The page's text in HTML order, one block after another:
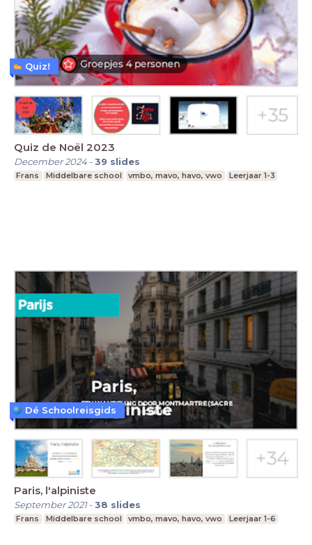
Quiz de Noël 2023
December 2024-39 slides
Frans Middelbare school vmbo, mavo, havo, vwo Leerjaar 1-3
Quiz!
Paris, l'alpiniste
September 2021-38 slides
Frans Middelbare school vmbo, mavo, havo, vwo Leerjaar 1-6
Dé Schoolreisgids